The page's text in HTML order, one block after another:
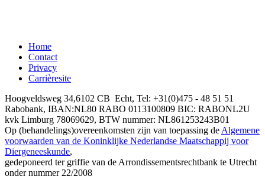
Footer-
menu
Home
Contact
Privacy
Carrièresite
Hoogveldsweg 34,6102 CB Echt, Tel: +31(0)475 - 48 51 51
Rabobank, IBAN:NL80 RABO 0113100809 BIC: RABONL2U
kvk Limburg 78069629, BTW nummer: NL861253243B01
Op (behandelings)overeenkomsten zijn van toepassing de Algemene
voorwaarden van de Koninklijke Nederlandse Maatschappij voor
Diergeneeskunde,
gedeponeerd ter griffie van de Arrondissementsrechtbank te Utrecht
onder nummer 22/2008